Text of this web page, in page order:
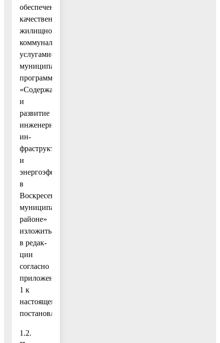
обеспечения
качественными
жилищно-
коммунальными
услугами»
муниципальной
программы
«Содержание
и
развитие
инженерной
ин-
фраструктуры
и
энергоэффективности
в
Воскресенском
муниципальном
районе»
изложить
в редак-
ции
согласно
приложению
1 к
настоящему
постановлению;
1.2.